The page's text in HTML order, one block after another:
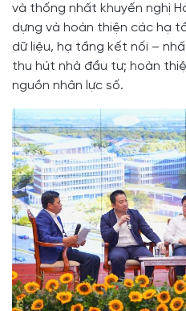
và thống nhất khuyến nghị
dựng và hoàn thiện các hạ
dữ liệu, hạ tầng kết nối –
thu hút nhà đầu tư; hoàn
nguồn nhân lực số.